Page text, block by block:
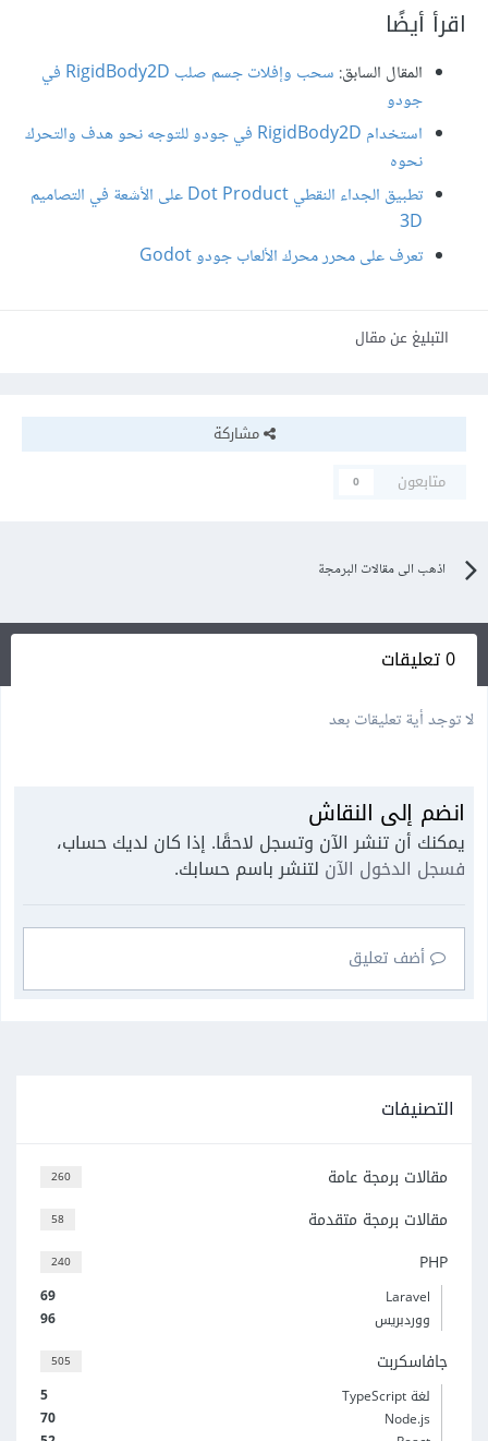
اقرأ أيضًا
المقال السابق:
سحب وإفلات جسم صلب RigidBody2D في
جودو
استخدام RigidBody2D في جودو للتوجه نحو هدف والتحرك
نحوه
تطبيق الجداء النقطي Dot Product على الأشعة في التصاميم
3D
تعرف على محرر محرك اﻷلعاب جودو Godot
التبليغ عن مقال
مشاركة
متابعون
0
اذهب الى مقالات البرمجة
0 تعليقات
لا توجد أية تعليقات بعد
انضم إلى النقاش
يمكنك أن تنشر الآن وتسجل لاحقًا. إذا كان لديك حساب،
فسجل الدخول الآن لتنشر باسم حسابك.
أضف تعليق
التصنيفات
260 مقالات برمجة عامة
58 مقالات برمجة متقدمة
240 PHP
69
Laravel
96
ووردبريس
505 جافاسكربت
5
لغة TypeScript
70
Node.js